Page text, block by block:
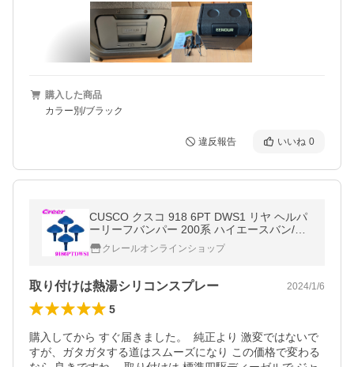
購入した商品
カラー別/ブラック
違反報告 いいね 0
CUSCO クスコ 918 6PT DWS1 リヤ ヘルパ
ーリーフバンパー 200系 ハイエースバン/レ
ジアスエース E26系 キャラバン NV350 4個
セットクレールオンラインショップ
取り付けは熱湯シリコンスプレー 2024/1/6
5
購入してから すぐ届きました。  純正より 激変ではないで
すが、ガタガタする道はスムーズになり この価格で変わる